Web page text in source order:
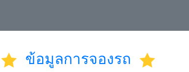
ข้อมูลการจองรถ